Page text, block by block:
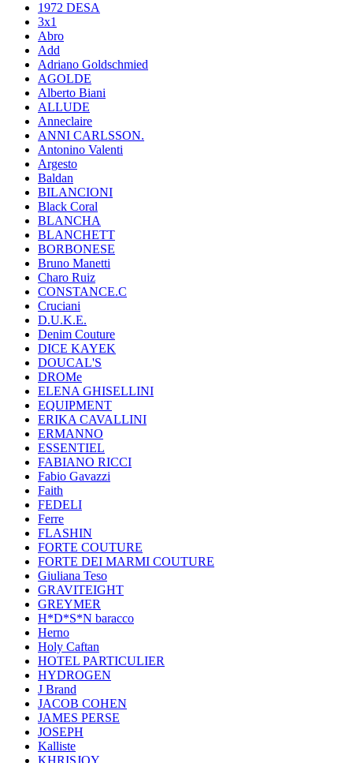
1972 DESA
3x1
Abro
Add
Adriano Goldschmied
AGOLDE
Alberto Biani
ALLUDE
Anneclaire
ANNI CARLSSON.
Antonino Valenti
Argesto
Baldan
BILANCIONI
Black Coral
BLANCHA
BLANCHETT
BORBONESE
Bruno Manetti
Charo Ruiz
CONSTANCE.C
Cruciani
D.U.K.E.
Denim Couture
DICE KAYEK
DOUCAL'S
DROMe
ELENA GHISELLINI
EQUIPMENT
ERIKA CAVALLINI
ERMANNO
ESSENTIEL
FABIANO RICCI
Fabio Gavazzi
Faith
FEDELI
Ferre
FLASHIN
FORTE COUTURE
FORTE DEI MARMI COUTURE
Giuliana Teso
GRAVITEIGHT
GREYMER
H*D*S*N baracco
Herno
Holy Caftan
HOTEL PARTICULIER
HYDROGEN
J Brand
JACOB COHEN
JAMES PERSE
JOSEPH
Kalliste
KHRISJOY